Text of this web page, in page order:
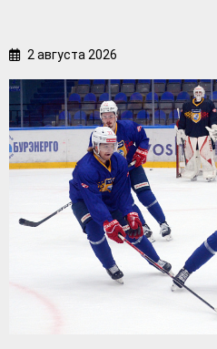
2 августа 2026